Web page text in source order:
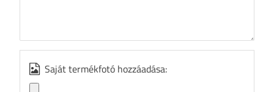
Saját termékfotó hozzáadása: